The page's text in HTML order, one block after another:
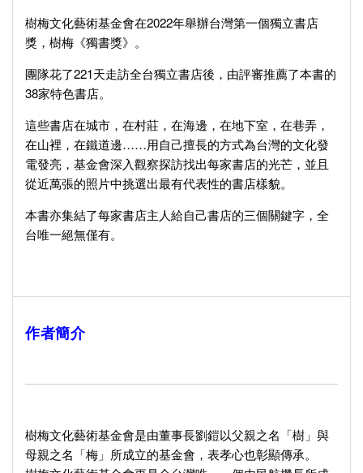
樹梅文化藝術基金會在2022年舉辦台灣第一個獨立書店
獎，樹梅《獨書獎》。
團隊花了221天走訪全台獨立書店後，由評審推薦了本書的
38家特色書店。
這些書店在城市，在村莊，在海邊，在地下室，在巷弄，
在山裡，在鐵道邊……用自己擅長的方式為台灣的文化發
電發亮，基金會深入觀察探訪找出每家書店的光芒，並且
從近萬張的照片中挑選出最有代表性的書店樣貌。
本書亦集結了每家書店主人給自己書店的三個關鍵字，全
台唯一絕無僅有。
作者簡介
樹梅文化藝術基金會是由董事長劉鎧以父親之名「樹」與
母親之名「梅」所成立的基金會，表孝心也彰顯傳承。